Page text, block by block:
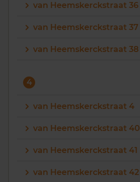
van Heemskerckstraat 36
van Heemskerckstraat 37
van Heemskerckstraat 38
4
van Heemskerckstraat 4
van Heemskerckstraat 40
van Heemskerckstraat 41
van Heemskerckstraat 42